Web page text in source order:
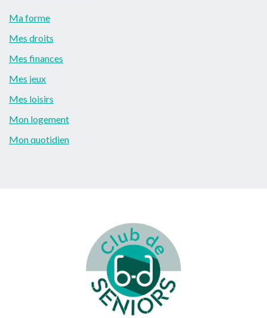
Ma forme
Mes droits
Mes finances
Mes jeux
Mes loisirs
Mon logement
Mon quotidien